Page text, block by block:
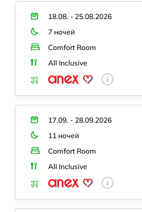
18.08. - 25.08.2026
7 ночей
Comfort Room
All Inclusive
17.09. - 28.09.2026
11 ночей
Comfort Room
All Inclusive